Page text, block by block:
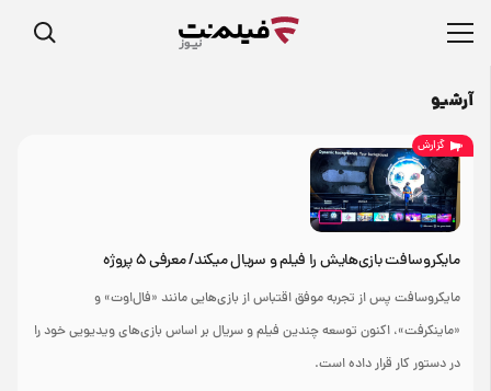
آرشیو
گزارش
مايکروسافت بازی‌هایش را فیلم و سریال می‎کند/ معرفی ۵ پروژه
مایکروسافت پس از تجربه موفق اقتباس از بازی‌هایی مانند «فال‌اوت» و
«ماینکرفت»، اکنون توسعه چندین فیلم و سریال بر اساس بازی‌های ویدیویی خود را
در دستور کار قرار داده است.